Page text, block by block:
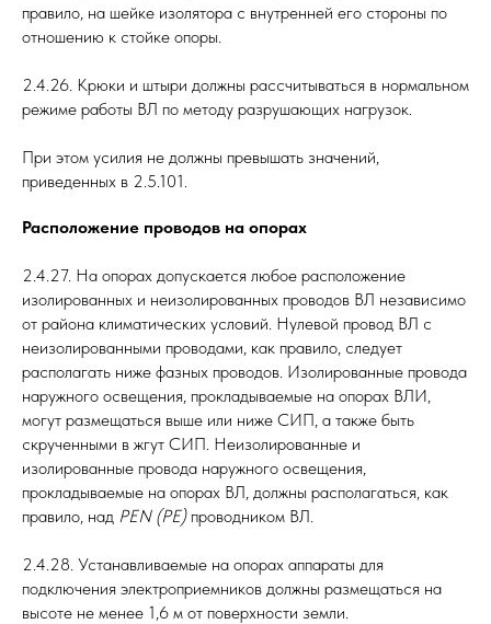
правило, на шейке изолятора с внутренней его стороны по
отношению к стойке опоры.
2.4.26. Крюки и штыри должны рассчитываться в нормальном
режиме работы ВЛ по методу разрушающих нагрузок.
При этом усилия не должны превышать значений,
приведенных в 2.5.101.
Расположение проводов на опорах
2.4.27. На опорах допускается любое расположение
изолированных и неизолированных проводов ВЛ независимо
от района климатических условий. Нулевой провод ВЛ с
неизолированными проводами, как правило, следует
располагать ниже фазных проводов. Изолированные провода
наружного освещения, прокладываемые на опорах ВЛИ,
могут размещаться выше или ниже СИП, а также быть
скрученными в жгут СИП. Неизолированные и
изолированные провода наружного освещения,
прокладываемые на опорах ВЛ, должны располагаться, как
правило, над PEN (РЕ)проводником ВЛ.
2.4.28. Устанавливаемые на опорах аппараты для
подключения электроприемников должны размещаться на
высоте не менее 1,6 м от поверхности земли.